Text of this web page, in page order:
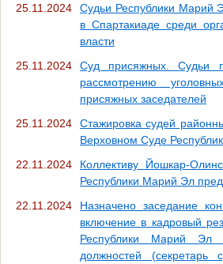
25.11.2024
Судьи Республики Марий
в Спартакиаде среди
власти
25.11.2024
Суд присяжных. Судьи
рассмотрению
присяжных заседателей
25.11.2024
Стажировка судей
Верховном Суде
22.11.2024
Коллективу Йошкар-
Республики Марий Эл
22.11.2024
Назначено заседание
включение в кадровый
Республики Марий Эл
должностей (секретарь